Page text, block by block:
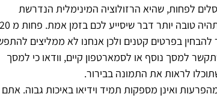
רוורס ברזולוציה של 720 פיקסלים לפחות, שהיא הרזולוציה המינימלית הנדרשת
לצפייה בווידאו. ככל שהרזולוציה גבוהה יותר, כך
להבחין בפרטים קטנים ולכן אנחנו לא ממליצים
למסך נוסף או לסמארטפון קיים, וודאו כי למסך
ואינן מספקות תמיד וידיאו באיכות גבוה. אתם